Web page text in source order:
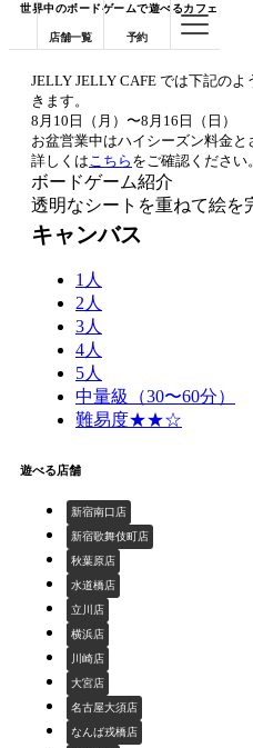
世界中のボードゲームで遊べるカフェ
店舗一覧 予約
JELLY JELLY CAFE では下記の
きます。
8月10日（月）〜8月16日（日）
お盆営業中はハイシーズン料金と
詳しくはこちら をご確認ください。
ボードゲーム紹介
透明なシートを重ねて絵を
キャンバス
1人
2人
3人
4人
5人
中量級（30〜60分）
難易度★★☆
遊べる店舗
新宿南口店
新宿歌舞伎町店
秋葉原店
水道橋店
立川店
横浜店
川崎店
大宮店
名古屋大須店
なんば戎橋店